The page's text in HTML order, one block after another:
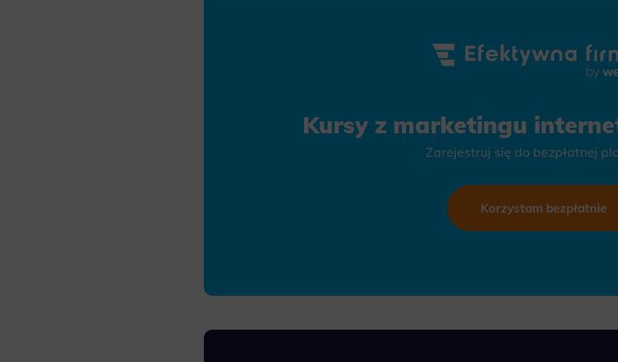
effectiveness of actions taken and content presented.
Scope responsible for displaying personalized ads that may be of interest to the
demographic criteria. Also, third-party files that, in conjunction with files installed
providing him or her with the marketing, advertising and retargeting content deemed
Kursy z marketingu
Zarejestruj się do bezpłatnej
Korzystam bezpłatnie